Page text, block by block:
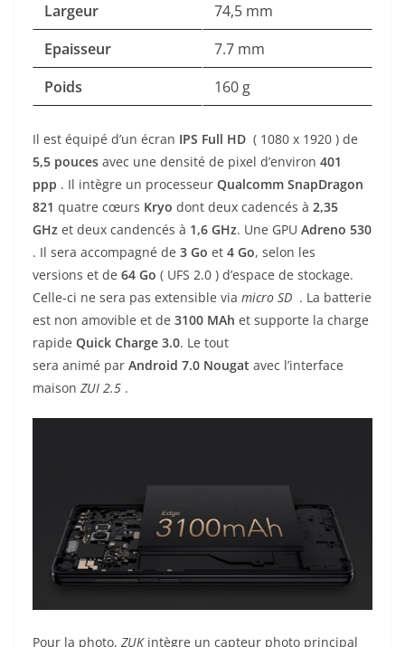
Largeur
74,5 mm
Epaisseur
7.7 mm
Poids
160 g
Il est équipé d’un écran IPS Full HD ( 1080 x 1920 ) de
5,5 pouces avec une densité de pixel d’environ 401
ppp . Il intègre un processeur Qualcomm SnapDragon
821 quatre cœurs Kryo dont deux cadencés à 2,35
GHz et deux candencés à 1,6 GHz. Une GPU Adreno 530
. Il sera accompagné de 3 Go et 4 Go, selon les
versions et de 64 Go ( UFS 2.0 ) d’espace de stockage.
Celle-ci ne sera pas extensible via micro SD . La batterie
est non amovible et de 3100 MAh et supporte la charge
rapide Quick Charge 3.0. Le tout
sera animé par Android 7.0 Nougat avec l’interface
maison ZUI 2.5 .
Pour la photo, ZUK intègre un capteur photo principal